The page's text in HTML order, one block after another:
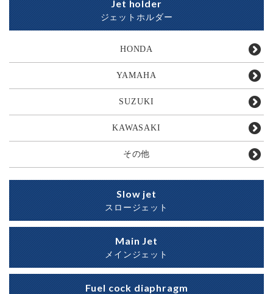
Jet holder
ジェットホルダー
HONDA
YAMAHA
SUZUKI
KAWASAKI
その他
Slow jet
スロージェット
Main Jet
メインジェット
Fuel cock diaphragm